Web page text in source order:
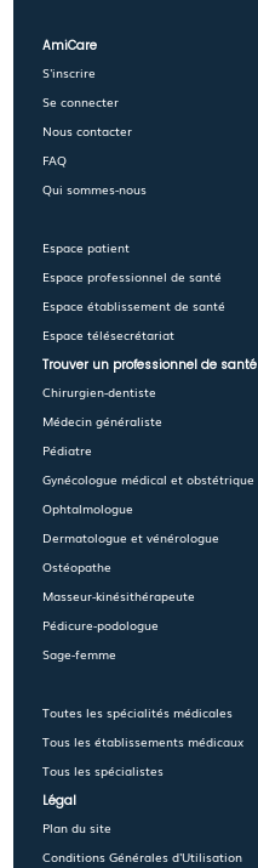
AmiCare
S'inscrire
Se connecter
Nous contacter
FAQ
Qui sommes-nous
Espace patient
Espace professionnel de santé
Espace établissement de santé
Espace télésecrétariat
Trouver un professionnel de santé
Chirurgien-dentiste
Médecin généraliste
Pédiatre
Gynécologue médical et obstétrique
Ophtalmologue
Dermatologue et vénérologue
Ostéopathe
Masseur-kinésithérapeute
Pédicure-podologue
Sage-femme
Toutes les spécialités médicales
Tous les établissements médicaux
Tous les spécialistes
Légal
Plan du site
Conditions Générales d'Utilisation